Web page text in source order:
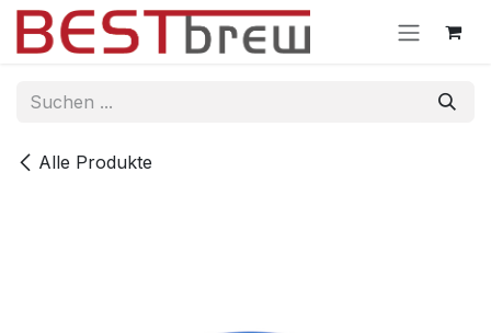
Zum Inhalt springen
Alle Produkte